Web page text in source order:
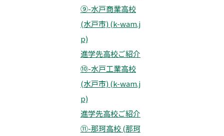
⑨-水戸商業高校
(水戸市) (k-wam.j
p)
進学先高校ご紹介
⑩-水戸工業高校
(水戸市) (k-wam.j
p)
進学先高校ご紹介
⑪-那珂高校 (那珂